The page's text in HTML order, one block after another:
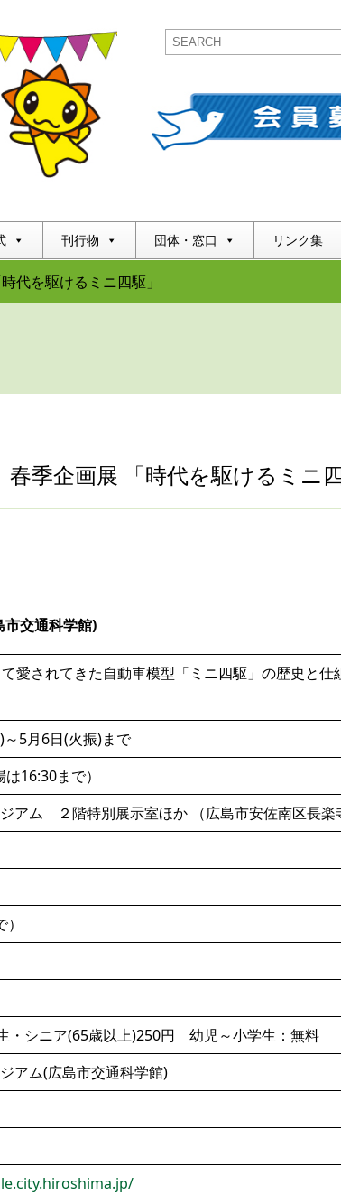
刊行物 団体・窓口 リンク集
代を駆けるミニ四駆」
季企画展 「時代を駆けるミニ四
市交通科学館)
愛されてきた自動車模型「ミニ四駆」の歴史と仕
5月6日(火振)まで
16:30まで）
アム ２階特別展示室ほか （広島市安佐南区長楽
シニア(65歳以上)250円 幼児～小学生：無料
アム(広島市交通科学館)